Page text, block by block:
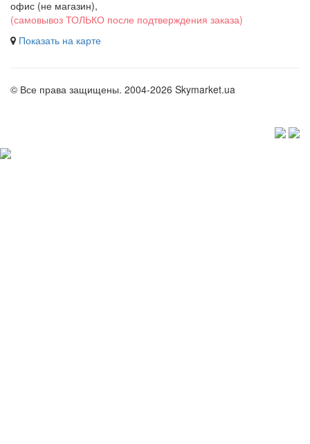
офис (не магазин),
(самовывоз ТОЛЬКО после подтверждения заказа)
Показать на карте
© Все права защищены. 2004-2026 Skymarket.ua